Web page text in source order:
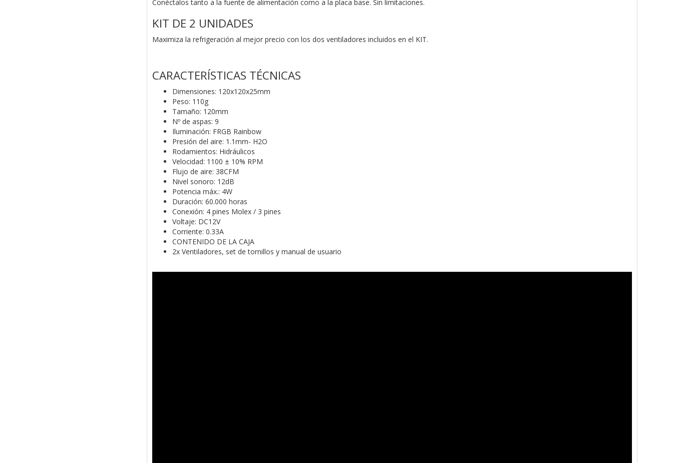
Conéctalos tanto a la fuente de alimentación como a la placa base. Sin limitaciones.
KIT DE 2 UNIDADES
Maximiza la refrigeración al mejor precio con los dos ventiladores incluidos en el KIT.
CARACTERÍSTICAS TÉCNICAS
Dimensiones: 120x120x25mm
Peso: 110g
Tamaño: 120mm
Nº de aspas: 9
Iluminación: FRGB Rainbow
Presión del aire: 1.1mm- H2O
Rodamientos: Hidráulicos
Velocidad: 1100 ± 10% RPM
Flujo de aire: 38CFM
Nivel sonoro: 12dB
Potencia máx.: 4W
Duración: 60.000 horas
Conexión: 4 pines Molex / 3 pines
Voltaje: DC12V
Corriente: 0.33A
CONTENIDO DE LA CAJA
2x Ventiladores, set de tornillos y manual de usuario